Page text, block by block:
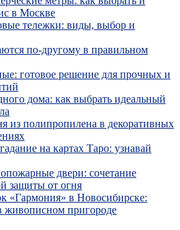
в Москве
тележки: виды, выбор и
по‑другому в правильном
готовое решение для прочных и
дома: как выбрать идеальный
из полипропилена в декоративных
на картах Таро: узнавай
двери: сочетание
защиты от огня
«Гармония» в Новосибирске:
живописном пригороде